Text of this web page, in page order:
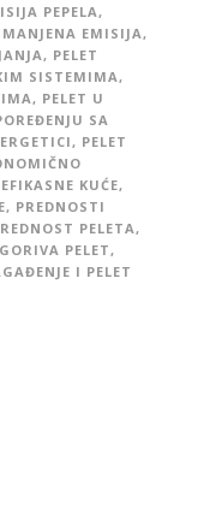
PEPELA,
EMISIJA,
, PELET
SISTEMIMA,
, PELET U
SA
, PELET
KUĆE,
, PREDNOSTI
PELETA,
PELET,
I PELET